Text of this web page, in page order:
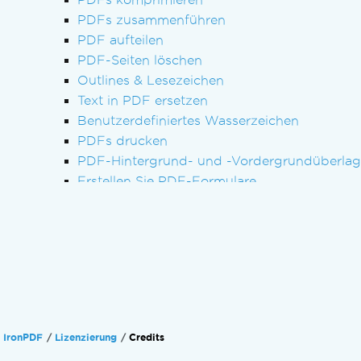
PDFs zusammenführen
PDF aufteilen
PDF-Seiten löschen
Outlines & Lesezeichen
Text in PDF ersetzen
Benutzerdefiniertes Wasserzeichen
PDFs drucken
PDF-Hintergrund- und -
Erstellen Sie PDF-Formulare
So stellen Sie eine Anfrage beim
IronPDF Lizenzierung Credits